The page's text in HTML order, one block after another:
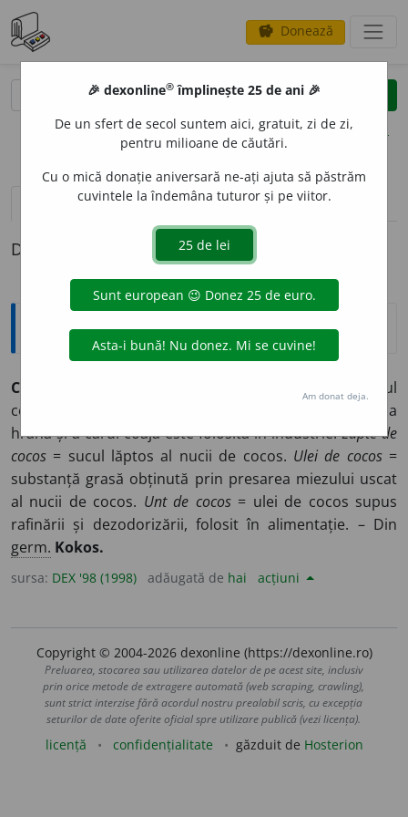
savings Donează
clear
opțiuni
definiții (1) pronunțievolume_up (42)
Definiția cu ID-ul 52730:
Explicative DEX
C
= fructul
cocotierului, al cărui suc lăptos se întrebuințează ca
hrană și a cărui coajă este folosită în industrie.Lapte de
cocos = sucul lăptos al nucii de cocos. Ulei de cocos=
substanță grasă obținută prin presarea miezului uscat
al nucii de cocos. Unt de cocos= ulei de cocos supus
rafinării și dezodorizării, folosit în alimentație. – Din
germ. Kokos.
sursa: DEX '98 (1998) adăugată de hai acțiuni
Copyright © 2004-2026 dexonline (https://dexonline.ro)
Preluarea, stocarea sau utilizarea datelor de pe acest site, inclusiv
prin orice metode de extragere automată (web scraping, crawling),
sunt strict interzise fără acordul nostru prealabil scris, cu excepția
seturilor de date oferite oficial spre utilizare publică (vezi licența).
licență confidențialitate găzduit de Hosterion
🎉 dexonline® împlinește 25 de ani 🎉
De un sfert de secol suntem aici, gratuit, zi de zi,
pentru milioane de căutări.
Cu o mică donație aniversară ne-ați ajuta să păstrăm
cuvintele la îndemâna tuturor și pe viitor.
Am donat deja.